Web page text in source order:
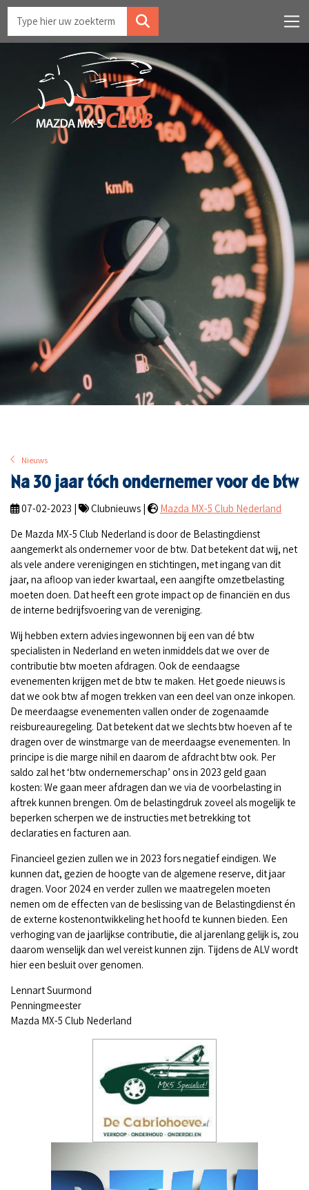
Nieuws
Na 30 jaar tóch ondernemer voor de btw
07-02-2023 | Clubnieuws |
Mazda MX-5 Club Nederland
De Mazda MX-5 Club Nederland is door de Belastingdienst
aangemerkt als ondernemer voor de btw. Dat betekent dat wij, net
als vele andere verenigingen en stichtingen, met ingang van dit
jaar, na afloop van ieder kwartaal, een aangifte omzetbelasting
moeten doen. Dat heeft een grote impact op de financiën en dus
de interne bedrijfsvoering van de vereniging.
Wij hebben extern advies ingewonnen bij een van dé btw
specialisten in Nederland en weten inmiddels dat we over de
contributie btw moeten afdragen. Ook de eendaagse
evenementen krijgen met de btw te maken. Het goede nieuws is
dat we ook btw af mogen trekken van een deel van onze inkopen.
De meerdaagse evenementen vallen onder de zogenaamde
reisbureauregeling. Dat betekent dat we slechts btw hoeven af te
dragen over de winstmarge van de meerdaagse evenementen. In
principe is die marge nihil en daarom de afdracht btw ook. Per
saldo zal het ‘btw ondernemerschap’ ons in 2023 geld gaan
kosten: We gaan meer afdragen dan we via de voorbelasting in
aftrek kunnen brengen. Om de belastingdruk zoveel als mogelijk te
beperken scherpen we de instructies met betrekking tot
declaraties en facturen aan.
Financieel gezien zullen we in 2023 fors negatief eindigen. We
kunnen dat, gezien de hoogte van de algemene reserve, dit jaar
dragen. Voor 2024 en verder zullen we maatregelen moeten
nemen om de effecten van de beslissing van de Belastingdienst én
de externe kostenontwikkeling het hoofd te kunnen bieden. Een
verhoging van de jaarlijkse contributie, die al jarenlang gelijk is, zou
daarom wenselijk dan wel vereist kunnen zijn. Tijdens de ALV wordt
hier een besluit over genomen.
Lennart Suurmond
Penningmeester
Mazda MX-5 Club Nederland